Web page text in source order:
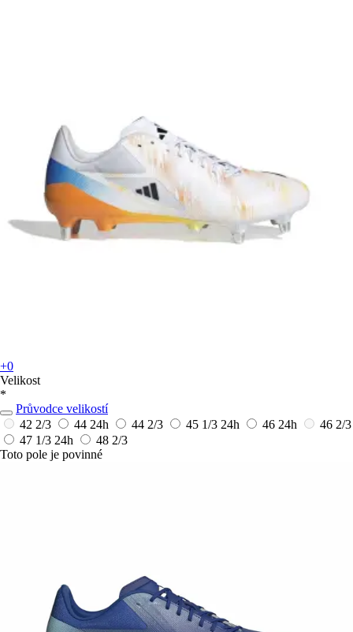
+0
Velikost
*
Průvodce velikostí
42 2/3
44 24h 44 2/3 45 1/3 24h 46 24h
46 2/3
47 1/3 24h
48 2/3
Toto pole je povinné